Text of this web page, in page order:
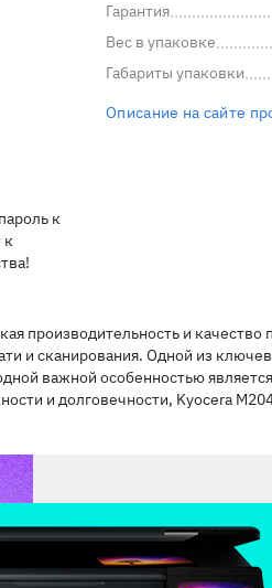
к
к
Гарантия
Вес в упаковке
Габариты упаковки
Описание на сайте
производительность и
сканирования. Одной из
важной особенностью
и долговечности, Kyocera